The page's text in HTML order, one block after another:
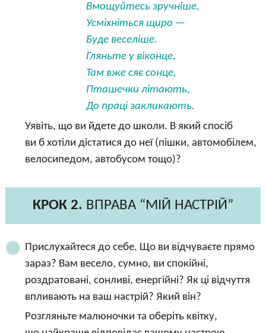
Вмощуйтесь зручніше,
Усміхніться щиро —
Буде веселіше.
Гляньте у віконце,
Там вже сяє сонце,
Пташечки літають,
До праці закликають.
Уявіть, що ви йдете до школи. В який спосіб
ви б хотіли дістатися до неї (пішки, автомобілем,
велосипедом, автобусом тощо)?
КРОК 2. ВПРАВА “МІЙ НАСТРІЙ”
Прислухайтеся до себе. Що ви відчуваєте прямо
зараз? Вам весело, сумно, ви спокійні,
роздратовані, сонливі, енергійні? Як ці відчуття
впливають на ваш настрій? Який він?
Розгляньте малюночки та оберіть квітку,